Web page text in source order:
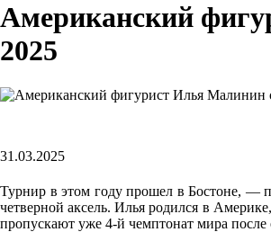
Американский
2025
31.03.2025
Турнир в этом году прошел в Бостоне, —
четверной аксель. Илья родился в
пропускают уже 4-й чемптонат мира